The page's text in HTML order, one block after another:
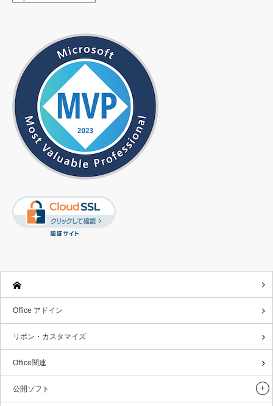
Office アドイン
リボン・カスタマイズ
Office関連
公開ソフト